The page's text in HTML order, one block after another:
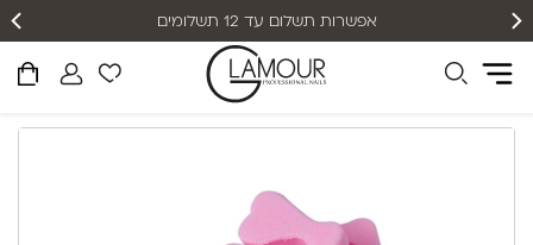
אפשרות תשלום עד 12 תשלומים